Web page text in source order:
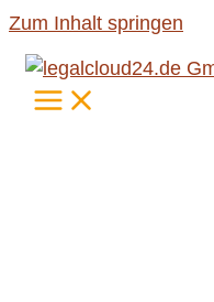
Zum Inhalt springen